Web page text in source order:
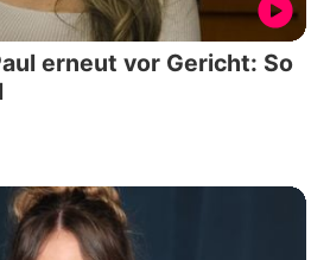
erneut vor Gericht: So